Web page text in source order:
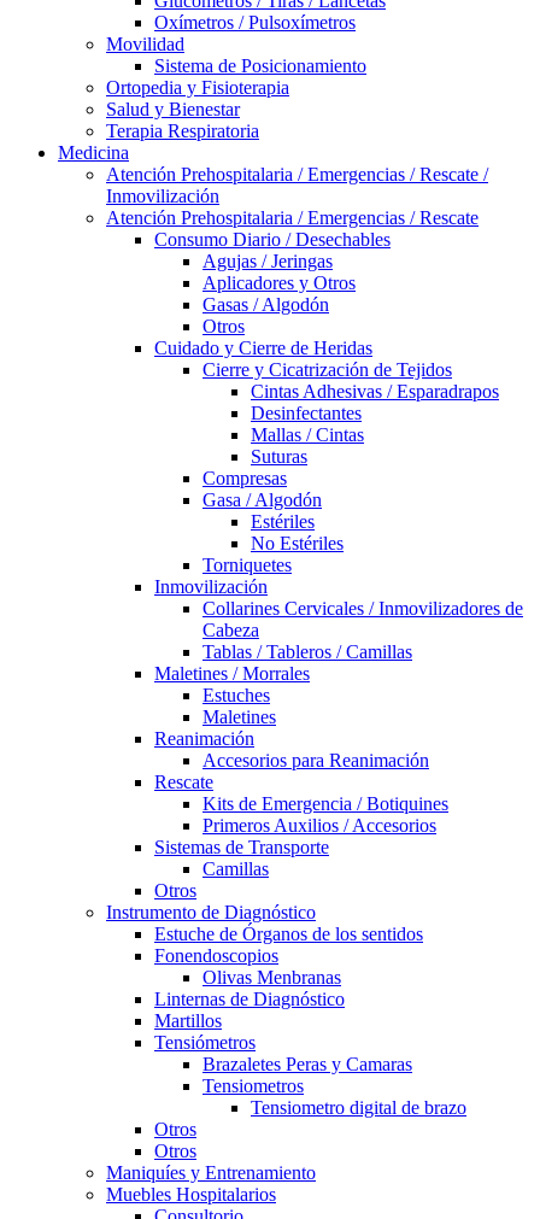
Oxímetros / Pulsoxímetros
Movilidad
Sistema de Posicionamiento
Ortopedia y Fisioterapia
Salud y Bienestar
Terapia Respiratoria
Medicina
Atención Prehospitalaria / Emergencias / Rescate /
Inmovilización
Atención Prehospitalaria / Emergencias / Rescate
Consumo Diario / Desechables
Agujas / Jeringas
Aplicadores y Otros
Gasas / Algodón
Otros
Cuidado y Cierre de Heridas
Cierre y Cicatrización de Tejidos
Cintas Adhesivas / Esparadrapos
Desinfectantes
Mallas / Cintas
Suturas
Compresas
Gasa / Algodón
Estériles
No Estériles
Torniquetes
Inmovilización
Collarines Cervicales / Inmovilizadores de
Cabeza
Tablas / Tableros / Camillas
Maletines / Morrales
Estuches
Maletines
Reanimación
Accesorios para Reanimación
Rescate
Kits de Emergencia / Botiquines
Primeros Auxilios / Accesorios
Sistemas de Transporte
Camillas
Otros
Instrumento de Diagnóstico
Estuche de Órganos de los sentidos
Fonendoscopios
Olivas Menbranas
Linternas de Diagnóstico
Martillos
Tensiómetros
Brazaletes Peras y Camaras
Tensiometros
Tensiometro digital de brazo
Otros
Otros
Maniquíes y Entrenamiento
Muebles Hospitalarios